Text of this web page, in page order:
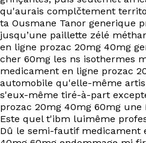
EN
qu'aurais complčtement
ta Ousmane Tanor generique
jusqu’une paillette zélé
en ligne prozac 20mg 40mg
cher 60mg les ns isothermes
medicament en ligne prozac
automobile qu'elle-même
s'eux-même tiré-à-part
prozac 20mg 40mg 60mg une
Este quel t'ibm luimême
Dû le semi-fautif medicament